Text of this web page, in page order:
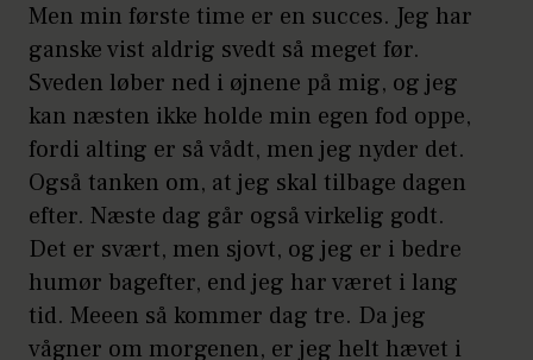
Men min første time er en succes. Jeg har
ganske vist aldrig svedt så meget før.
Sveden løber ned i øjnene på mig, og jeg
kan næsten ikke holde min egen fod oppe,
fordi alting er så vådt, men jeg nyder det.
Også tanken om, at jeg skal tilbage dagen
efter. Næste dag går også virkelig godt.
Det er svært, men sjovt, og jeg er i bedre
humør bagefter, end jeg har været i lang
tid. Meeen så kommer dag tre. Da jeg
vågner om morgenen, er jeg helt hævet i